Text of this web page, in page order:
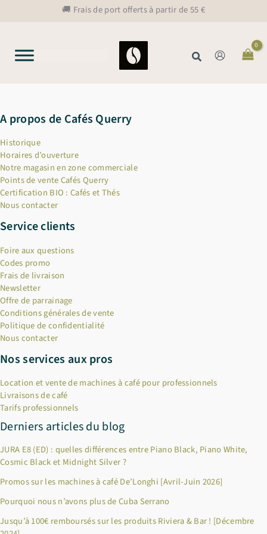
🚚 Frais de port offerts à partir de 55 €
Rechercher
A propos de Cafés Querry
Historique
Horaires d’ouverture
Notre magasin en zone commerciale
Points de vente Cafés Querry
Certification BIO : Cafés et Thés
Nous contacter
Service clients
Foire aux questions
Codes promo
Frais de livraison
Newsletter
Offre de parrainage
Conditions générales de vente
Politique de confidentialité
Nous contacter
Nos services aux pros
Location et vente de machines à café pour professionnels
Livraisons de café
Tarifs professionnels
Derniers articles du blog
JURA E8 (ED) : quelles différences entre Piano Black, Piano White,
Cosmic Black et Midnight Silver ?
Promos sur les machines à café De’Longhi [Avril-Juin 2026]
Pourquoi nous n’avons plus de Cuba Serrano
Jusqu’à 100€ remboursés sur les produits Riviera & Bar ! [Décembre